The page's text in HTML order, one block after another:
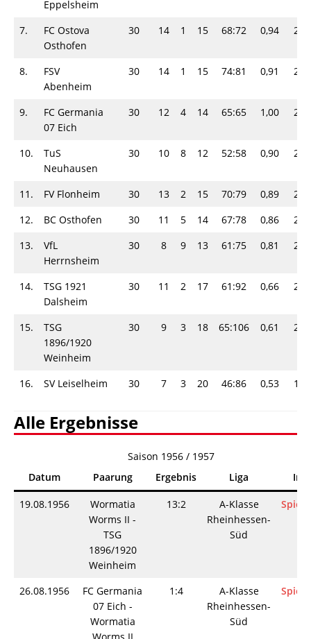
Eppelsheim
7.
FC Ostova
Osthofen
30 14 1 15 68:72 0,94 29-
8.
FSV
Abenheim
30 14 1 15 74:81 0,91 29-
9.
FC Germania
07 Eich
30 12 4 14 65:65 1,00 28-
10.
TuS
Neuhausen
30 10 8 12 52:58 0,90 28-
11. FV Flonheim 30 13 2 15 70:79 0,89
28-
12.
BC Osthofen 30 11 5 14 67:78 0,86
27-
13.
VfL
Herrnsheim
30 8 9 13 61:75 0,81 25-
14.
TSG 1921
Dalsheim
30 11 2 17 61:92 0,66 24-
15.
TSG
1896/1920
Weinheim
30 9 3 18 65:106 0,61 21-
16. SV Leiselheim 30 7 3 20 46:86 0,53 17-
Alle Ergebnisse
Saison 1956 / 1957
Datum
Paarung Ergebnis Liga Info
19.08.1956
Wormatia
Worms II -
TSG
1896/1920
Weinheim
13:2
A-Klasse
Rheinhessen-
Süd
26.08.1956
FC Germania
07 Eich -
Wormatia
Worms II
1:4
A-Klasse
Rheinhessen-
Süd